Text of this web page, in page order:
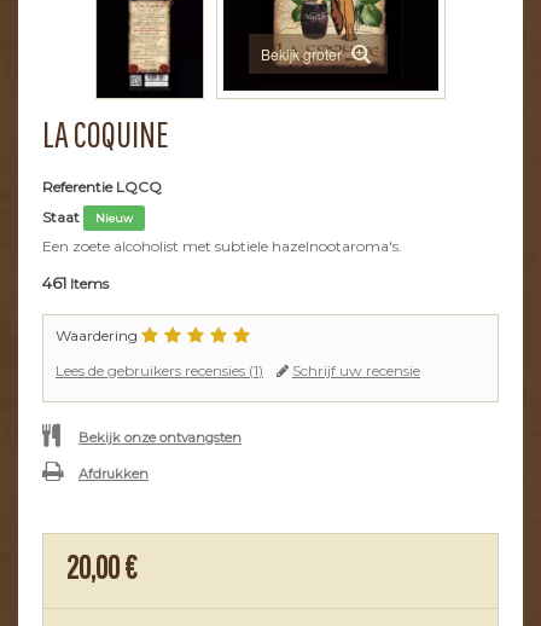
Bekijk groter
LA COQUINE
Referentie LQCQ
Staat
Nieuw
Een zoete alcoholist met subtiele hazelnootaroma's.
461 Items
Waardering
Lees de gebruikers recensies (1) Schrijf uw recensie
Bekijk onze ontvangsten
Afdrukken
20,00 €